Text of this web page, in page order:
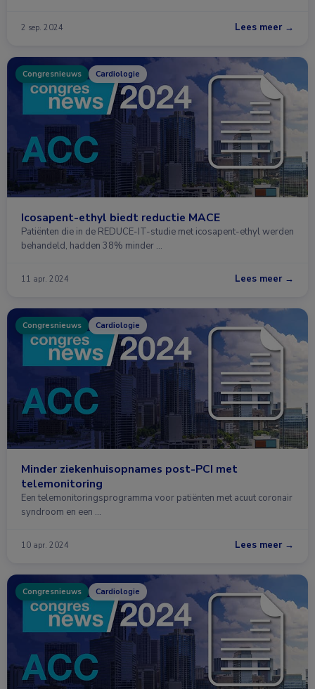
2 sep. 2024 Lees meer →
Congresnieuws Cardiologie
Icosapent-ethyl biedt reductie MACE
Patiënten die in de REDUCE-IT-studie met icosapent-ethyl werden
behandeld, hadden 38% minder …
11 apr. 2024 Lees meer →
Congresnieuws Cardiologie
Minder ziekenhuisopnames post-PCI met
telemonitoring
Een telemonitoringsprogramma voor patiënten met acuut coronair
syndroom en een …
10 apr. 2024 Lees meer →
Congresnieuws Cardiologie